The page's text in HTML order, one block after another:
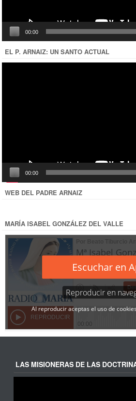
00:00
EL P. ARNAIZ: UN SANTO ACTUAL
00:00
WEB DEL PADRE ARNAIZ
MARÍA ISABEL GONZÁLEZ DEL VALLE
LAS MISIONERAS DE LAS